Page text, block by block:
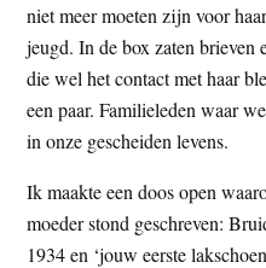
niet meer moeten zijn voor
jeugd. In de box zaten brieven
die wel het contact met haar
een paar. Familieleden waar
in onze gescheiden levens.
Ik maakte een doos open
moeder stond geschreven:
1934 en ‘jouw eerste